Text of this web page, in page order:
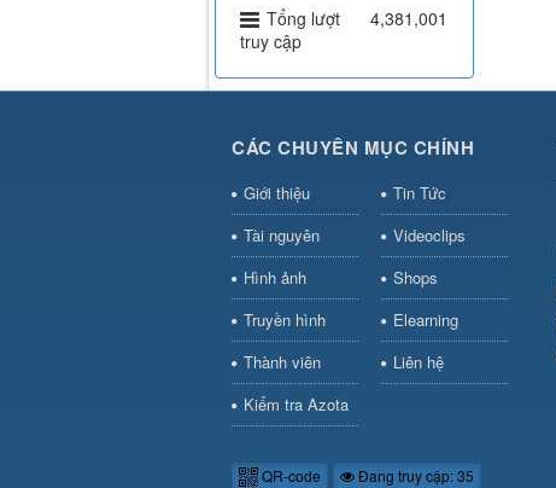
Tổng lượt
truy cập
4,381,001
CÁC CHUYÊN MỤC CHÍNH
Giới thiệu
Tin Tức
Tài nguyên
Videoclips
Hình ảnh
Shops
Truyền hình
Elearning
Thành viên
Liên hệ
Kiểm tra Azota
QR-code Đang truy cập: 35